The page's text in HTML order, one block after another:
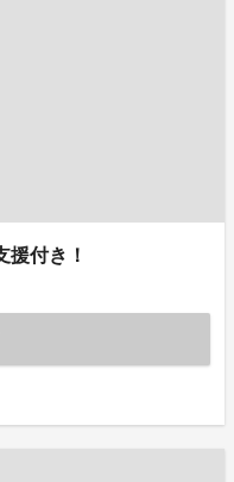
援付き！